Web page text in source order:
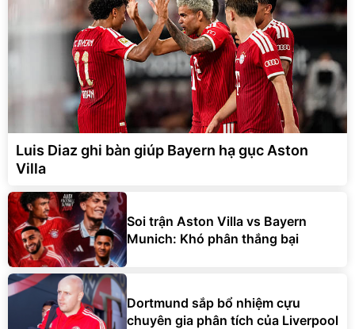
Luis Diaz ghi bàn giúp Bayern hạ gục Aston
Villa
Soi trận Aston Villa vs Bayern
Munich: Khó phân thắng bại
Dortmund sắp bổ nhiệm cựu
chuyên gia phân tích của Liverpool